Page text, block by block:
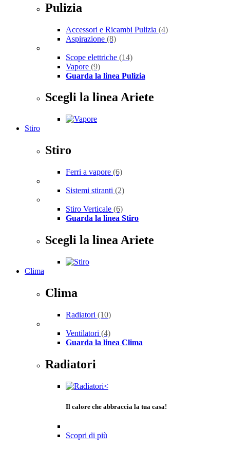
Pulizia
Accessori e Ricambi Pulizia (4)
Aspirazione (8)
Scope elettriche (14)
Vapore (9)
Guarda la linea Pulizia
Scegli la linea Ariete
Stiro
Stiro
Ferri a vapore (6)
Sistemi stiranti (2)
Stiro Verticale (6)
Guarda la linea Stiro
Scegli la linea Ariete
Clima
Clima
Radiatori (10)
Ventilatori (4)
Guarda la linea Clima
Radiatori
Il calore che abbraccia la tua casa!
Scopri di più